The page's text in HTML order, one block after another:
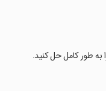
طور کامل حل کنید.